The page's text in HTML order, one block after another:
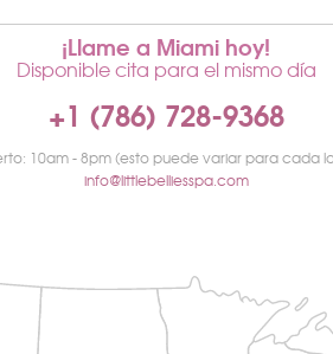
¡Llame a Miami hoy!
Disponible cita para el mismo día
+1 (786) 728-9368
10am - 8pm (esto puede variar para cada
info@littlebelliesspa.com